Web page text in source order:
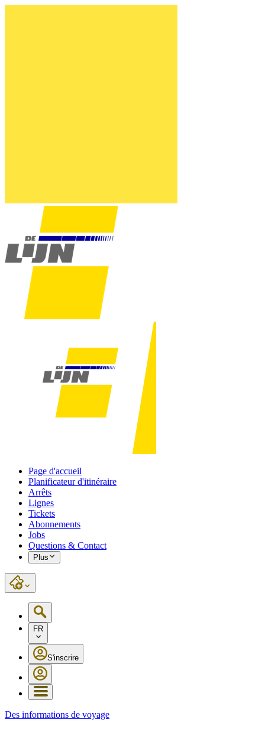
Page d'accueil
Planificateur d'itinéraire
Arrêts
Lignes
Tickets
Abonnements
Jobs
Questions & Contact
Plus
FR
S'inscrire
Des informations de voyage